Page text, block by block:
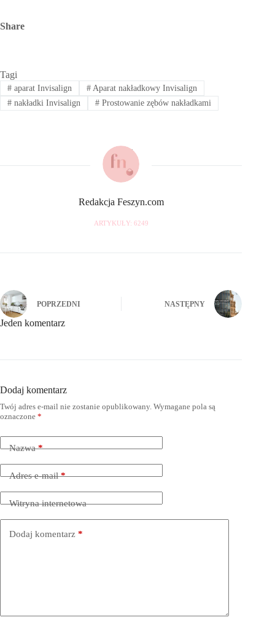
Share
Tagi
#aparat Invisalign #Aparat nakładkowy Invisalign
#nakładki Invisalign #Prostowanie zębów nakładkami
Redakcja Feszyn.com
ARTYKUŁY: 6249
POPRZEDNI NASTĘPNY
Jeden komentarz
Dodaj komentarz
Twój adres e-mail nie zostanie opublikowany. Wymagane pola są
oznaczone *
Nazwa*
Adres e-mail*
Witryna internetowa
Dodaj komentarz *